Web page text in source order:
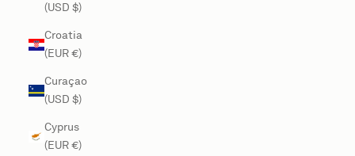
(USD $)
Croatia
(EUR €)
Curaçao
(USD $)
Cyprus
(EUR €)